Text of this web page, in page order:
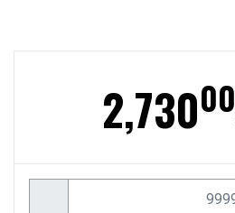
2,73000